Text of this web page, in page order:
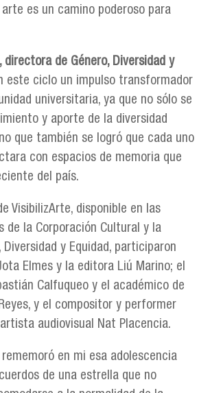
es un camino poderoso para
directora de Género, Diversidad y
este ciclo un impulso transformador
universitaria, ya que no sólo se
y aporte de la diversidad
que también se logró que cada uno
con espacios de memoria que
del país.
VisibilizArte, disponible en las
de la Corporación Cultural y la
Diversidad y Equidad, participaron
Elmes y la editora Liú Marino; el
Calfuqueo y el académico de
y el compositor y performer
audiovisual Nat Placencia.
en mi esa adolescencia
de una estrella que no